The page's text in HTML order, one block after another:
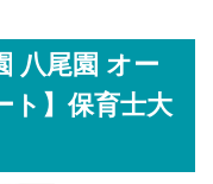
八尾園 オー
ト】保育士大